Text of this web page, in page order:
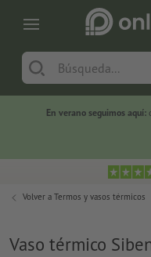
En verano seguimos aquí:
Volver a Termos y vasos térmicos
Vaso térmico